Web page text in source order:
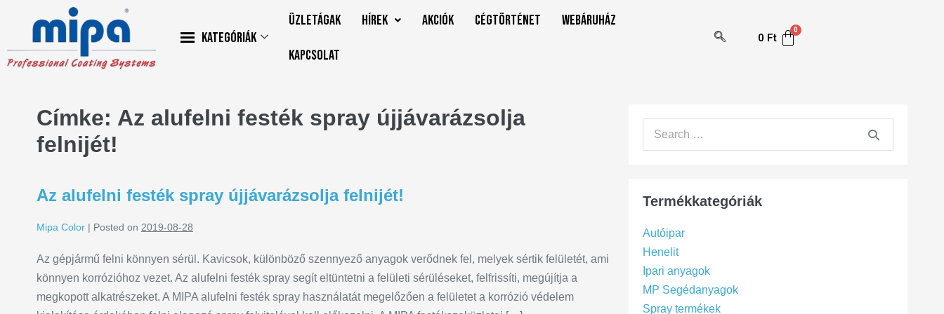
Kategóriák
Üzletágak Hírek Akciók Cégtörténet Webáruház
Kapcsolat
0 Ft
Címke: Az alufelni festék spray újjávarázsolja
felnijét!
Az alufelni festék spray újjávarázsolja felnijét!
Mipa Color | Posted on 2019-08-28
Az gépjármű felni könnyen sérül. Kavicsok, különböző szennyező anyagok verődnek fel, melyek sértik felületét, ami
könnyen korrózióhoz vezet. Az alufelni festék spray segít eltüntetni a felületi sérüléseket, felfrissíti, megújítja a
megkopott alkatrészeket. A MIPA alufelni festék spray használatát megelőzően a felületet a korrózió védelem
Termékkategóriák
Autóipar
Henelit
Ipari anyagok
MP Segédanyagok
Spray termékek